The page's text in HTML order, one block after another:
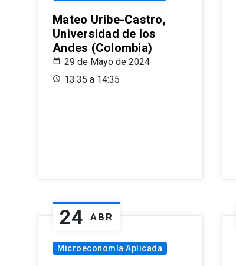
Mateo Uribe-Castro,
Universidad de los
Andes (Colombia)
29 de Mayo de 2024
13:35 a 14:35
24 ABR
Microeconomía Aplicada